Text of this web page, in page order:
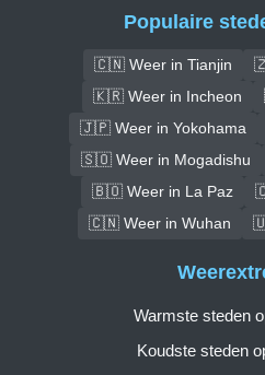
Populaire
🇨🇳 Weer in Tianjin
🇰🇷 Weer in Incheon
🇯🇵 Weer in Yokohama
🇸🇴 Weer in Mogadishu
🇧🇴 Weer in La Paz
🇨🇳 Weer in Wuhan
Warmste steden
Koudste steden